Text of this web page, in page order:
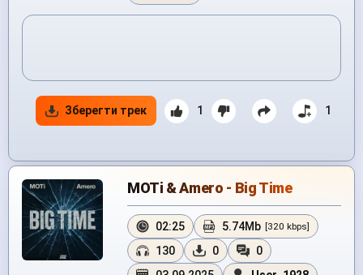
Зберегти трек 1 1
MOTi & Amero - Big Time
02:25 5.74Mb [320 kbps]
130 0
0